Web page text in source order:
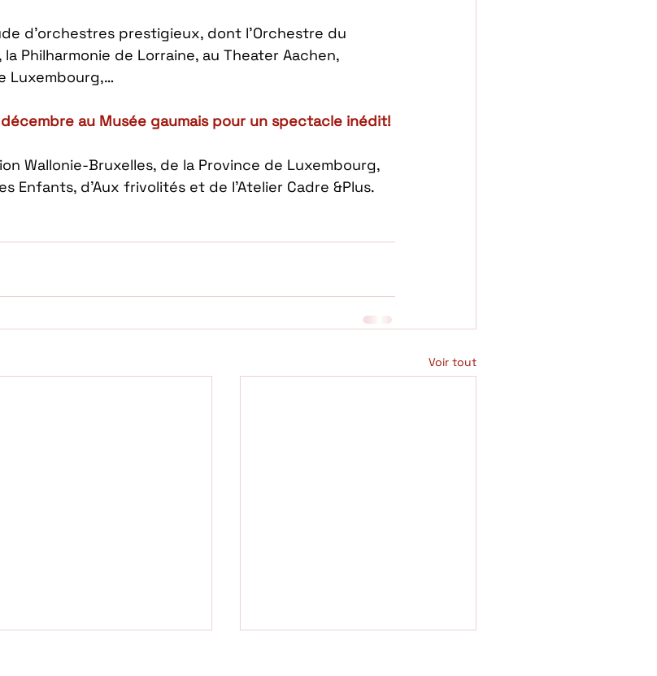
d’orchestres prestigieux, dont l’Orchestre du
Philharmonie de Lorraine, au Theater Aachen,
Luxembourg,…
au Musée gaumais pour un spectacle inédit!
Wallonie-Bruxelles, de la Province de Luxembourg,
Enfants, d’Aux frivolités et de l’Atelier Cadre &Plus.
Voir tout